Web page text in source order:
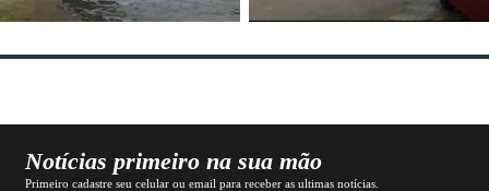
Notícias primeiro na sua mão
Primeiro cadastre seu celular ou email para receber as ultimas notícias.